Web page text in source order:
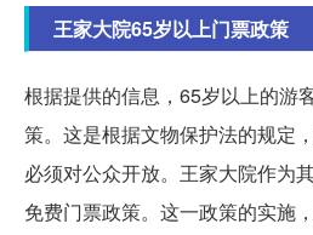
王家大院65岁以上门票政策
根据提供的信息，65岁以上的游
策。这是根据文物保护法的规定
必须对公众开放。王家大院作为
免费门票政策。这一政策的实施